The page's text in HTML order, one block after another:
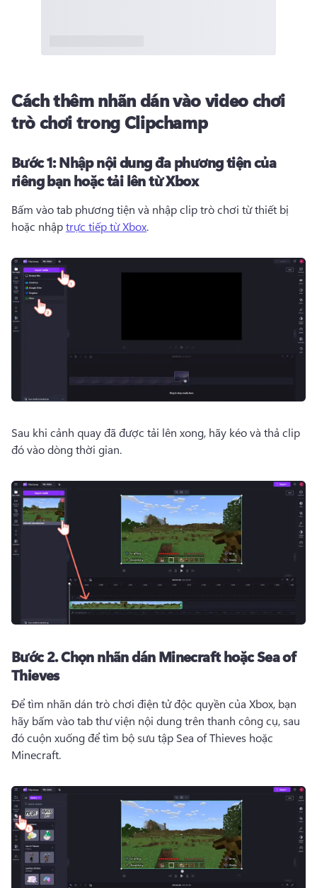
Cách thêm nhãn dán vào video chơi
trò chơi trong Clipchamp
Bước 1:Nhập nội dung đa phương tiện của
riêng bạn hoặc tải lên từ Xbox
Bấm vào tab phương tiện và nhập clip trò chơi từ thiết bị
hoặc nhập trực tiếp từ Xbox.
Sau khi cảnh quay đã được tải lên xong, hãy kéo và thả clip
đó vào dòng thời gian.
Bước 2.Chọn nhãn dán Minecraft hoặc Sea of ​​
Thieves
Để tìm nhãn dán trò chơi điện tử độc quyền của Xbox, bạn
hãy bấm vào tab thư viện nội dung trên thanh công cụ, sau
đó cuộn xuống để tìm bộ sưu tập Sea of ​​Thieves hoặc
Minecraft.